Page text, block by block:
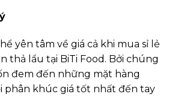
yên tâm về giá cả khi mua sỉ lẻ
thả lẩu tại BiTi Food. Bởi chúng
đem đến những mặt hàng
phân khúc giá tốt nhất đến tay